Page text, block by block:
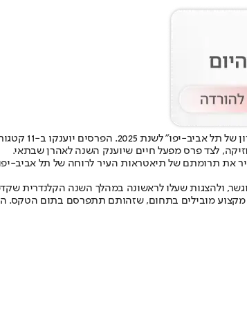
עיריית תל
לצד פרס מפעל חיים שיוענק השנה לאהרן שבתאי.
את תרומתם של תיאטראות העיר לרוחה של תל אביב-
ולהצגות שעלו לראשונה במהלך השנה הקלנדרית